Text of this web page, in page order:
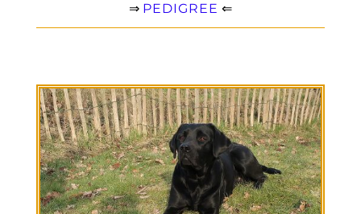
⇒ PEDIGREE ⇐